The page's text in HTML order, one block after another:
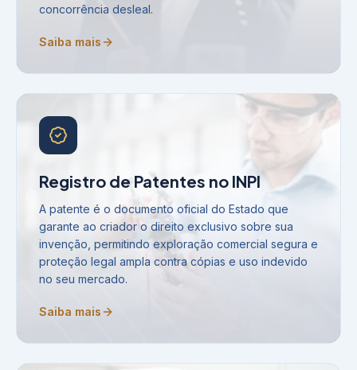
concorrência desleal.
Saiba mais
Registro de Patentes no INPI
A patente é o documento oficial do Estado que
garante ao criador o direito exclusivo sobre sua
invenção, permitindo exploração comercial segura e
proteção legal ampla contra cópias e uso indevido
no seu mercado.
Saiba mais